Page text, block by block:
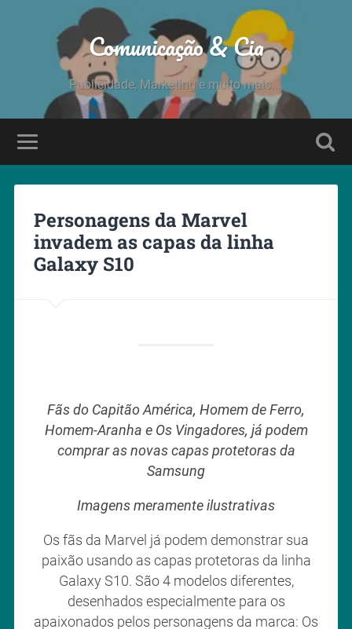
Comunicação & Cia
Publicidade, Marketing e muito mais....
Personagens da Marvel
invadem as capas da linha
Galaxy S10
Fãs do Capitão América, Homem de Ferro,
Homem-Aranha e Os Vingadores, já podem
comprar as novas capas protetoras da
Samsung
Imagens meramente ilustrativas
Os fãs da Marvel já podem demonstrar sua
paixão usando as capas protetoras da linha
Galaxy S10. São 4 modelos diferentes,
desenhados especialmente para os
apaixonados pelos personagens da marca: Os